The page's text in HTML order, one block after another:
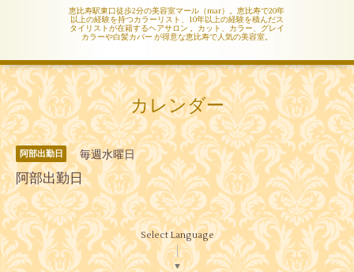
恵比寿駅東口徒歩2分の美容室マール（mar）。恵比寿で20年
以上の経験を持つカラーリスト、10年以上の経験を積んだス
タイリストが在籍するヘアサロン 。カット、カラー、グレイ
カラーや白髪カバー が得意な恵比寿で人気の美容室。
カレンダー
阿部出勤日 毎週水曜日
阿部出勤日
Select Language
▼